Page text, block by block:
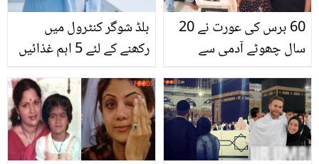
بلڈ شوگر کنٹرول میں
رکھنے کے لئے 5 اہم غذائیں
60 برس کی عورت نے 20
سال چھوٹے آدمی سے
باوجود عورت نے سسرال
والوں کا دل کیسے جیتا؟